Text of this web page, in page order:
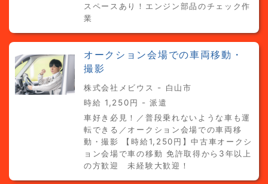
スペースあり！エンジン部品のチェック作
業
オークション会場での車両移動・
撮影
株式会社メビウス - 白山市
時給 1,250円 - 派遣
車好き必見！／普段乗れないような車も運
転できる／オークション会場での車両移
動・撮影 【時給1,250円】中古車オークシ
ョン会場で車の移動 免許取得から3年以上
の方歓迎 未経験大歓迎！